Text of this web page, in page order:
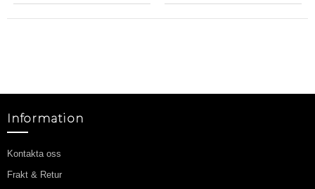
Information
Kontakta oss
Frakt & Retur